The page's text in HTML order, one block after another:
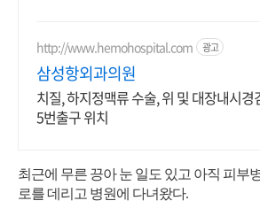
http://www.hemohospital.com 광고
삼성항외과의원
치질, 하지정맥류 수술, 위 및 대장내시경
5번출구 위치
최근에 무른 끙아 눈 일도 있고 아직 피부
로를 데리고 병원에 다녀왔다.